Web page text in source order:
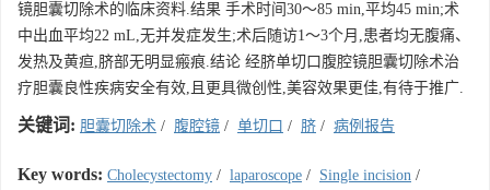
镜胆囊切除术的临床资料.结果 手术时间30～85 min,平均45 min;术
中出血平均22 mL,无并发症发生;术后随访1～3个月,患者均无腹痛、
发热及黄疸,脐部无明显瘢痕.结论 经脐单切口腹腔镜胆囊切除术治
疗胆囊良性疾病安全有效,且更具微创性,美容效果更佳,有待于推广.
关键词: 胆囊切除术 / 腹腔镜 / 单切口 / 脐 / 病例报告
Key words: Cholecystectomy / laparoscope / Single incision /